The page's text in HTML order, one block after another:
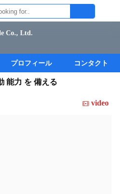
Co., Ltd.
プロフィール コンタクト
能力 を 備える
video